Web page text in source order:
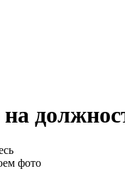
фото